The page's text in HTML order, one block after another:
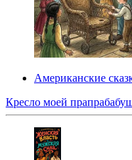
Американские
Кресло моей